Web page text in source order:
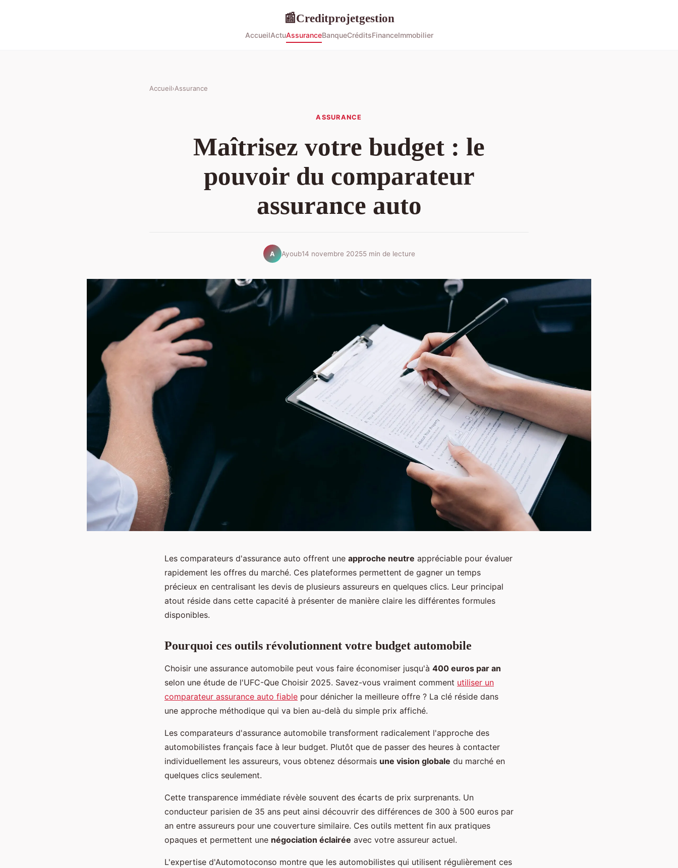
📰Creditprojetgestion
AccueilActuAssuranceBanqueCréditsFinanceImmobilier
Accueil›Assurance
ASSURANCE
Maîtrisez votre budget : le
pouvoir du comparateur
assurance auto
A Ayoub14 novembre 20255 min de lecture
Les comparateurs d'assurance auto offrent une approche neutre appréciable pour évaluer
rapidement les offres du marché. Ces plateformes permettent de gagner un temps
précieux en centralisant les devis de plusieurs assureurs en quelques clics. Leur principal
atout réside dans cette capacité à présenter de manière claire les différentes formules
disponibles.
Pourquoi ces outils révolutionnent votre budget automobile
Choisir une assurance automobile peut vous faire économiser jusqu'à 400 euros par an
selon une étude de l'UFC-Que Choisir 2025. Savez-vous vraiment comment utiliser un
comparateur assurance auto fiable pour dénicher la meilleure offre ? La clé réside dans
une approche méthodique qui va bien au-delà du simple prix affiché.
Les comparateurs d'assurance automobile transforment radicalement l'approche des
automobilistes français face à leur budget. Plutôt que de passer des heures à contacter
individuellement les assureurs, vous obtenez désormais une vision globale du marché en
quelques clics seulement.
Cette transparence immédiate révèle souvent des écarts de prix surprenants. Un
conducteur parisien de 35 ans peut ainsi découvrir des différences de 300 à 500 euros par
an entre assureurs pour une couverture similaire. Ces outils mettent fin aux pratiques
opaques et permettent une négociation éclairée avec votre assureur actuel.
L'expertise d'Automotoconso montre que les automobilistes qui utilisent régulièrement ces